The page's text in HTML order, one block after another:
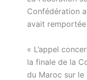
Confédération
avait
« L’appel
la finale de la
du Maroc sur le